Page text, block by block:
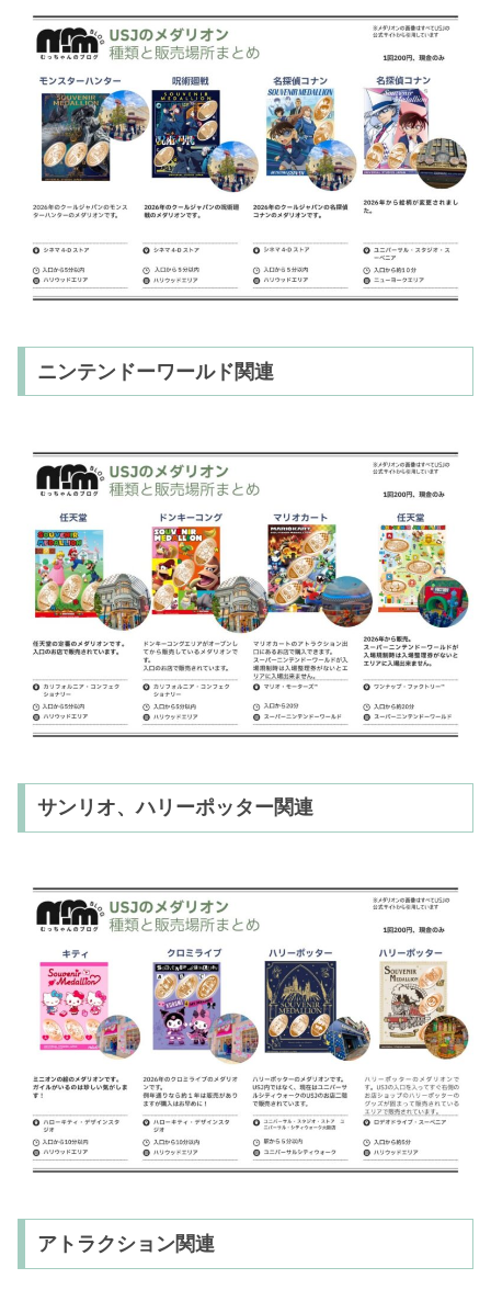
ニンテンドーワールド関連
サンリオ、ハリーポッター関連
アトラクション関連